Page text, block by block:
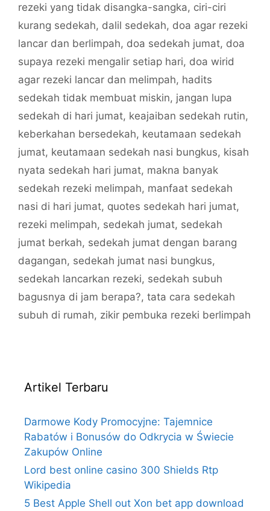
rezeki yang tidak disangka-sangka, ciri-ciri
kurang sedekah, dalil sedekah, doa agar rezeki
lancar dan berlimpah, doa sedekah jumat, doa
supaya rezeki mengalir setiap hari, doa wirid
agar rezeki lancar dan melimpah, hadits
sedekah tidak membuat miskin, jangan lupa
sedekah di hari jumat, keajaiban sedekah rutin,
keberkahan bersedekah, keutamaan sedekah
jumat, keutamaan sedekah nasi bungkus, kisah
nyata sedekah hari jumat, makna banyak
sedekah rezeki melimpah, manfaat sedekah
nasi di hari jumat, quotes sedekah hari jumat,
rezeki melimpah, sedekah jumat, sedekah
jumat berkah, sedekah jumat dengan barang
dagangan, sedekah jumat nasi bungkus,
sedekah lancarkan rezeki, sedekah subuh
bagusnya di jam berapa?, tata cara sedekah
subuh di rumah, zikir pembuka rezeki berlimpah
Artikel Terbaru
Darmowe Kody Promocyjne: Tajemnice
Rabatów i Bonusów do Odkrycia w Świecie
Zakupów Online
Lord best online casino 300 Shields Rtp
Wikipedia
5 Best Apple Shell out Xon bet app download